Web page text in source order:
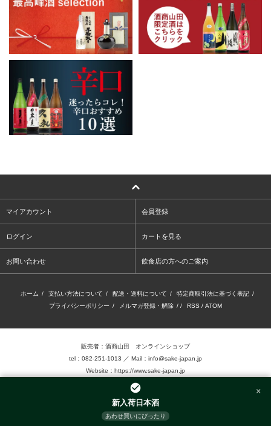
×
新入荷日本酒
あわせ買いにぴったり
マイアカウント 会員登録
ログイン カートを見る
お問い合わせ 飲食店の方へのご案内
ホーム / 支払い方法について / 配送・送料について / 特定商取引法に基づく表記 /
プライバシーポリシー / メルマガ登録・解除 / / RSS / ATOM
販売者：酒商山田 オンラインショップ
tel：082-251-1013 ／ Mail：info@sake-japan.jp
Website： https://www.sake-japan.jp
未成年者の飲酒は、法律で禁じられています。
当店では、20歳以上の年齢であることを確認 できない場合、お酒を販売致しません。